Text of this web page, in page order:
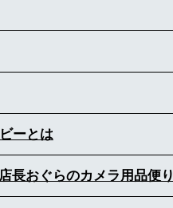
ーとは
長おぐらのカメラ用品便り